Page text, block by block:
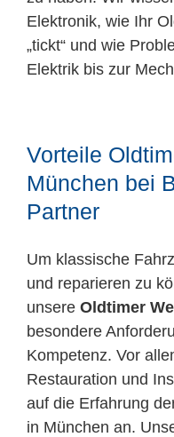
Elektronik, wie Ihr
„tickt“ und wie
Elektrik bis zur
Vorteile
München bei
Partner
Um klassische
und reparieren zu
unsere Oldtimer
besondere
Kompetenz. Vor
Restauration und
auf die Erfahrung
in München an.